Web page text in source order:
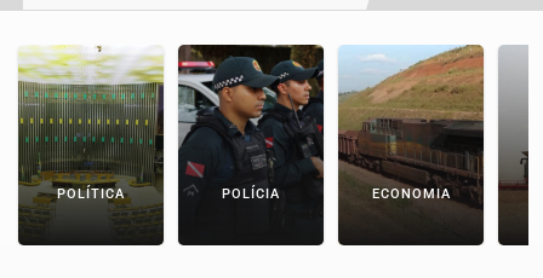
POLÍTICA POLÍCIA ECONOMIA